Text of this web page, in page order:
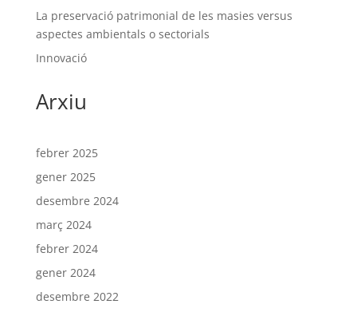
La preservació patrimonial de les masies versus
aspectes ambientals o sectorials
Innovació
Arxiu
febrer 2025
gener 2025
desembre 2024
març 2024
febrer 2024
gener 2024
desembre 2022